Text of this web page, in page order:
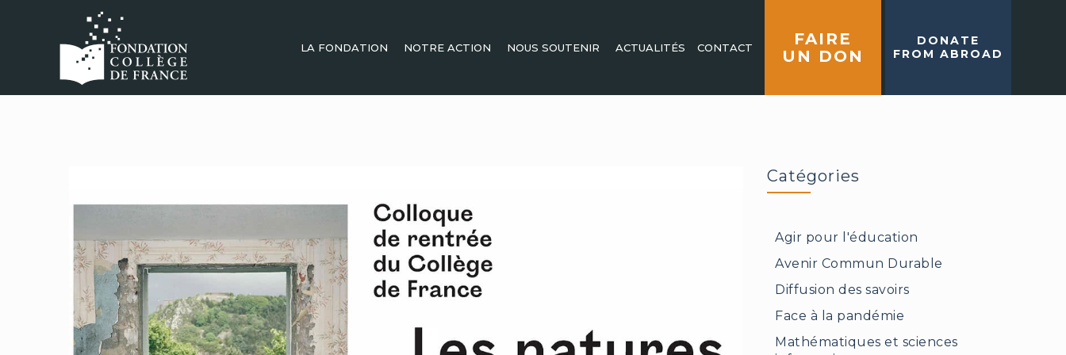
LA FONDATION NOTRE ACTION NOUS SOUTENIR ACTUALITÉS CONTACT
FAIRE
UN DON
DONATE
FROM ABROAD
Catégories
Agir pour l'éducation
Avenir Commun Durable
Diffusion des savoirs
Face à la pandémie
Mathématiques et sciences